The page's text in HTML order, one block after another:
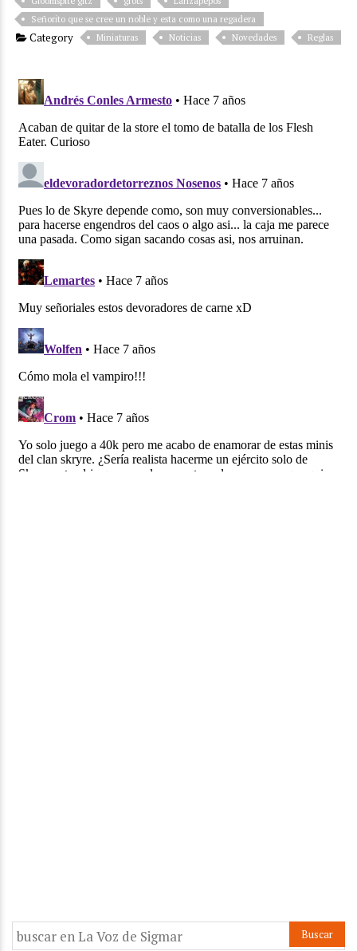
Señorito que se cree un noble y esta como una regadera
Category Miniaturas Noticias Novedades Reglas